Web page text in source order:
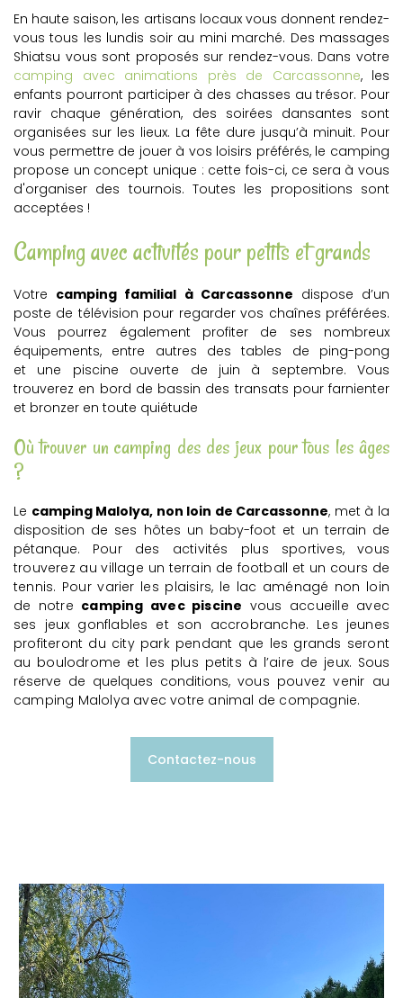
En haute saison, les artisans locaux vous donnent rendez-
vous tous les lundis soir au mini marché. Des massages
Shiatsu vous sont proposés sur rendez-vous. Dans votre
camping avec animations près de Carcassonne, les
enfants pourront participer à des chasses au trésor. Pour
ravir chaque génération, des soirées dansantes sont
organisées sur les lieux. La fête dure jusqu’à minuit. Pour
vous permettre de jouer à vos loisirs préférés, le camping
propose un concept unique : cette fois-ci, ce sera à vous
d'organiser des tournois. Toutes les propositions sont
acceptées !
Camping avec activités pour petits et grands
Votre camping familial à Carcassonne dispose d’un
poste de télévision pour regarder vos chaînes préférées.
Vous pourrez également profiter de ses nombreux
équipements, entre autres des tables de ping-pong
et une piscine ouverte de juin à septembre. Vous
trouverez en bord de bassin des transats pour farnienter
et bronzer en toute quiétude
Où trouver un camping des des jeux pour tous les âges
?
Le camping Malolya, non loin de Carcassonne, met à la
disposition de ses hôtes un baby-foot et un terrain de
pétanque. Pour des activités plus sportives, vous
trouverez au village un terrain de football et un cours de
tennis. Pour varier les plaisirs, le lac aménagé non loin
de notre camping avec piscine vous accueille avec
ses jeux gonflables et son accrobranche. Les jeunes
profiteront du city park pendant que les grands seront
au boulodrome et les plus petits à l’aire de jeux. Sous
réserve de quelques conditions,vous pouvez venir au
camping Malolya avec votre animal de compagnie.
Contactez-nous